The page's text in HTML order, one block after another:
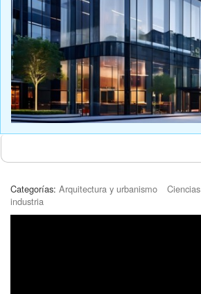
Categorías: Arquitectura y urbanismo Ciencias
industria